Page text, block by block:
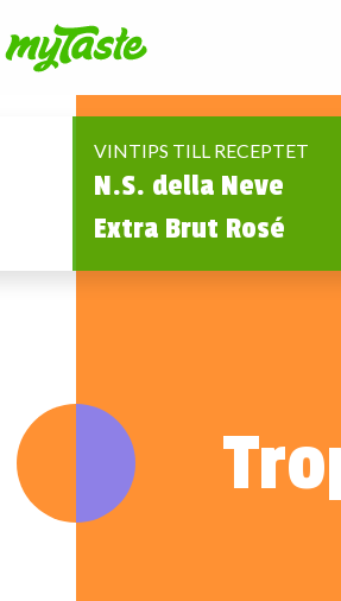
VINTIPS TILL RECEPTET
N.S. della Neve
Extra Brut Rosé